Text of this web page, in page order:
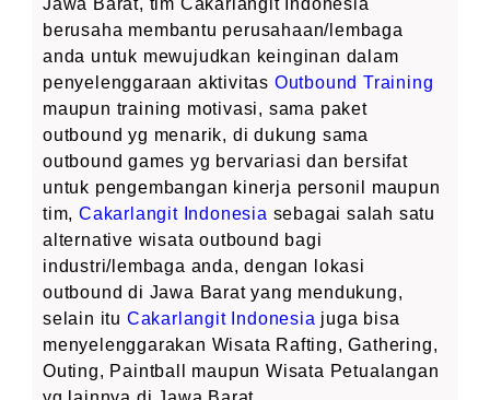
Jawa Barat, tim Cakarlangit Indonesia
berusaha membantu perusahaan/lembaga
anda untuk mewujudkan keinginan dalam
penyelenggaraan aktivitas Outbound Training
maupun training motivasi, sama paket
outbound yg menarik, di dukung sama
outbound games yg bervariasi dan bersifat
untuk pengembangan kinerja personil maupun
tim, Cakarlangit Indonesia sebagai salah satu
alternative wisata outbound bagi
industri/lembaga anda, dengan lokasi
outbound di Jawa Barat yang mendukung,
selain itu Cakarlangit Indonesia juga bisa
menyelenggarakan Wisata Rafting, Gathering,
Outing, Paintball maupun Wisata Petualangan